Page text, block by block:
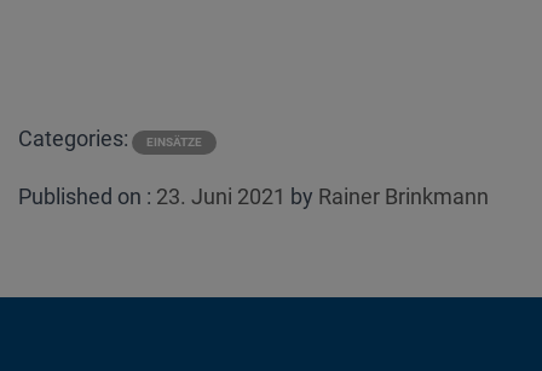
Categories: EINSÄTZE
Published on : Posted
23. Juni 2021 by Rainer Brinkmann